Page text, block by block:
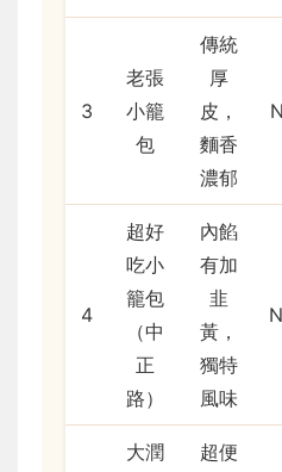
3
老張
小籠
包
傳統
厚
皮，
麵香
濃郁
4
超好
吃小
籠包
（中
正
路）
內餡
有加
韭
黃，
獨特
風味
大潤
超便